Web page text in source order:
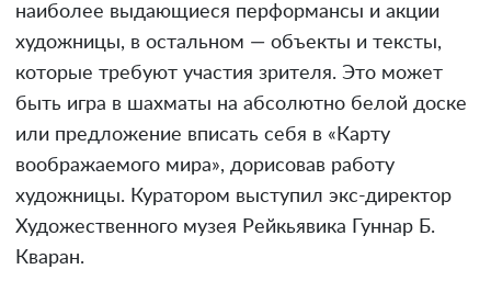
наиболее выдающиеся перформансы и акции
художницы, в остальном — объекты и тексты,
которые требуют участия зрителя. Это может
быть игра в шахматы на абсолютно белой доске
или предложение вписать себя в «Карту
воображаемого мира», дорисовав работу
художницы. Куратором выступил экс-директор
Художественного музея Рейкьявика Гуннар Б.
Кваран.